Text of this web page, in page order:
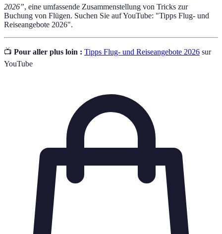
2026”, eine umfassende Zusammenstellung von Tricks zur
Buchung von Flügen. Suchen Sie auf YouTube: "Tipps Flug- und
Reiseangebote 2026".
📺 Pour aller plus loin : Tipps Flug- und Reiseangebote 2026 sur
YouTube